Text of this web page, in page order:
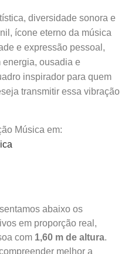
diversidade sonora e
ícone eterno da música
e expressão pessoal,
ousadia e
inspirador para quem
transmitir essa vibração
Música em:
abaixo os
em proporção real,
com 1,60 m de altura.
melhor a